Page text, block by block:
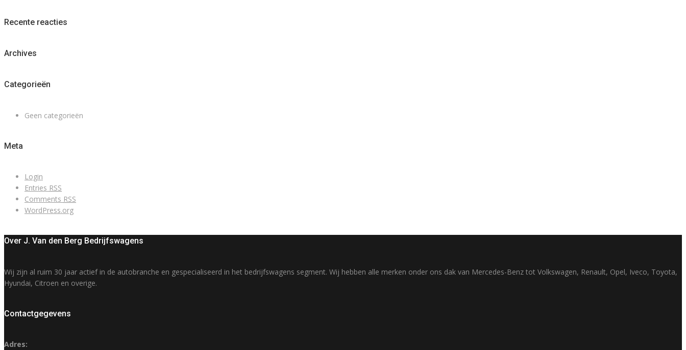
Recente reacties
Archives
Categorieën
Geen categorieën
Meta
Login
Entries RSS
Comments RSS
WordPress.org
Over J. Van den Berg Bedrijfswagens
Wij zijn al ruim 30 jaar actief in de autobranche en gespecialiseerd in het bedrijfswagens segment. Wij hebben alle merken onder ons dak van Mercedes-Benz tot Volkswagen, Renault, Opel, Iveco, Toyota,
Hyundai, Citroen en overige.
Contactgegevens
Adres: